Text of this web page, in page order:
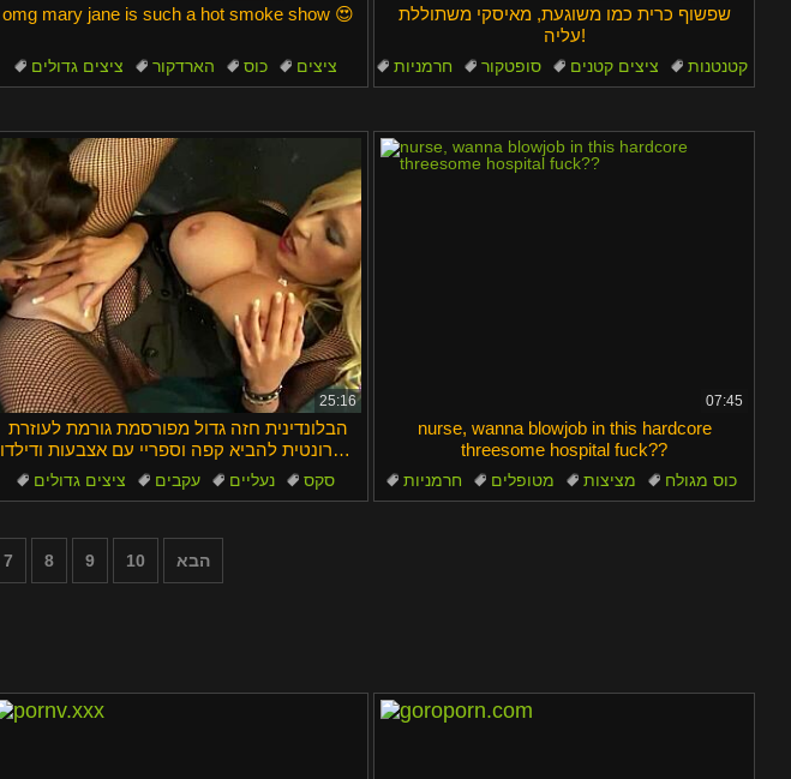
omg mary jane is such a hot smoke show 😍
ציצים גדולים הארדקור כוס
ציצים
נערות
שפשוף כרית כמו משוגעת, מאיסקי משתוללת
עליה!
חרמניות סופטקור ציצים קטנים
קטנטנות
צעירים
25:16
הבלונדינית חזה גדול מפורסמת גורמת לעוזרת
הברונטית להביא קפה וספריי עם אצבעות ודילדו
ציצים גדולים עקבים נעליים
סקס
07:45
nurse, wanna blowjob in this hardcore
threesome hospital fuck??
חרמניות מטופלים מציצות
כוס מגולח
7 8 9 10 הבא